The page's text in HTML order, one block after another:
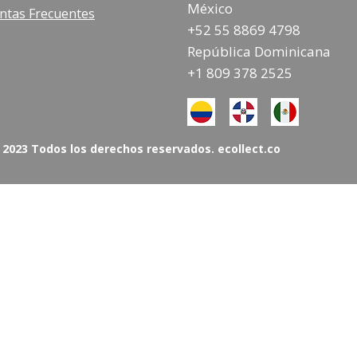
Frecuentes
México
+52 55 8869 4798
República Dominicana
+1 809 378 2525
Todos los derechos reservados. ecollect.co